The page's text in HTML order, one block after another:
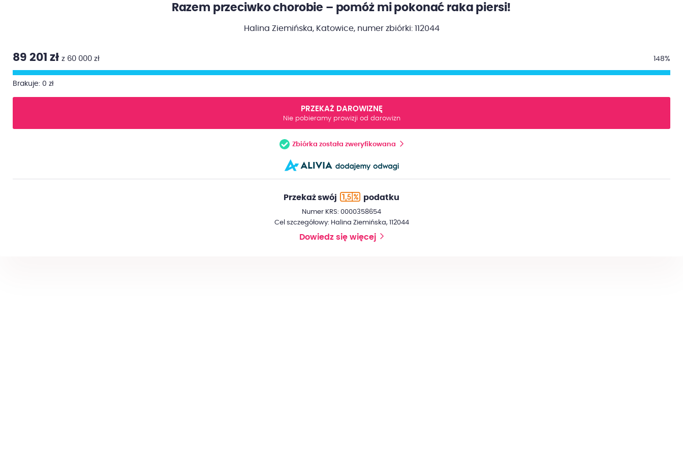
Razem przeciwko chorobie – pomóż mi pokonać raka piersi!
Halina Ziemińska, Katowice,numer zbiórki: 112044
89 201 zł z 60 000 zł 148%
Brakuje: 0 zł
PRZEKAŻ DAROWIZNĘ
Nie pobieramy prowizji od darowizn
Zbiórka została zweryfikowana
Przekaż swój podatku
Numer KRS: 0000358654
Cel szczegółowy: Halina Ziemińska, 112044
Dowiedz się więcej